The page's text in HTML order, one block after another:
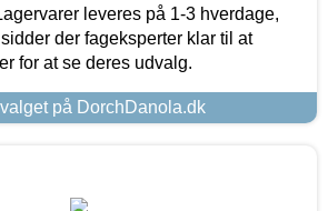
leveres på 1-3 hverdage,
der fageksperter klar til at
for at se deres udvalg.
på DorchDanola.dk